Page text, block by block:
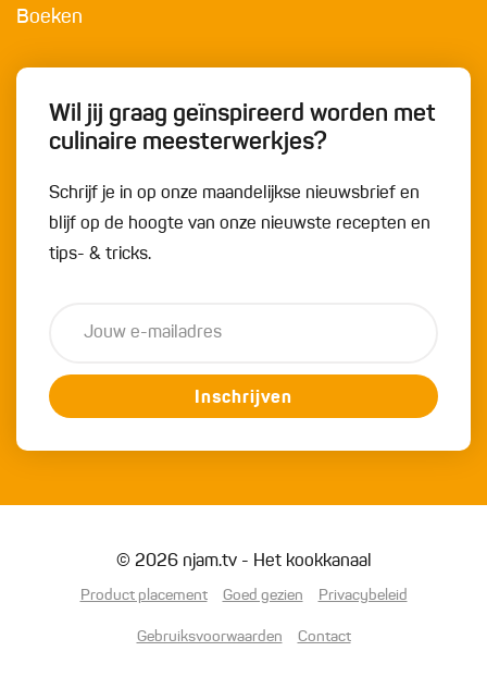
Boeken
Wil jij graag geïnspireerd worden met
culinaire meesterwerkjes?
Schrijf je in op onze maandelijkse nieuwsbrief en
blijf op de hoogte van onze nieuwste recepten en
tips- & tricks.
Inschrijven
© 2026 njam.tv - Het kookkanaal
Product placement Goed gezien Privacybeleid
Gebruiksvoorwaarden Contact